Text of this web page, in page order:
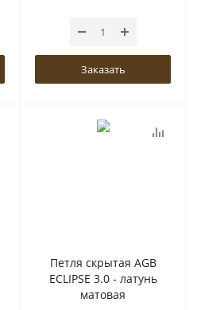
Заказать
Петля скрытая AGB
ECLIPSE 3.0 - латунь
матовая